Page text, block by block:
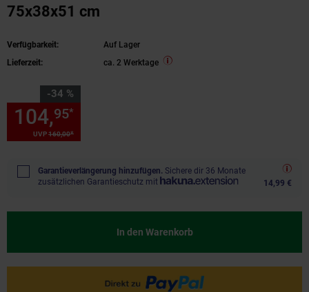
75x38x51 cm
Verfügbarkeit:
Auf Lager
Lieferzeit:
ca. 2 Werktage
-34 %
Sie Sparen 34 Prozent,
UVP160,00*
104,95*
Garantieverlängerung hinzufügen. Sichere dir 36 Monate
zusätzlichen Garantieschutz mit
14,99 €
In den Warenkorb